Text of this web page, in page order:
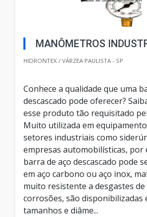
MANÔMETROS
HIDRONTEX / VÁRZEA PAULISTA - SP
Conhece a qualidade que uma
descascado pode oferecer?
esse produto tão requisitado
Muito utilizada em
setores industriais como
empresas automobilísticas, por
barra de aço descascado pode
em aço carbono ou aço inox,
muito resistente a desgastes
corrosões, são disponibilizadas
tamanhos e diâme...